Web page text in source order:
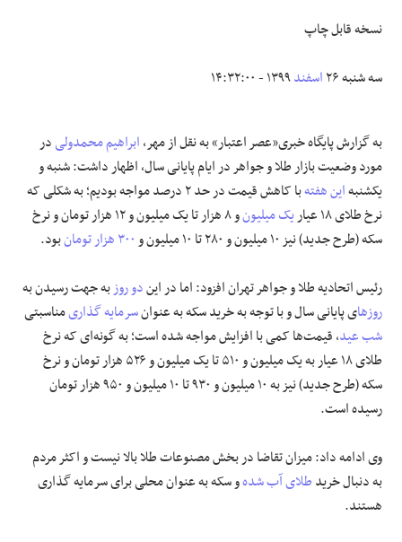
نسخه قابل چاپ
سه شنبه ۲۶ اسفند۱۳۹۹ - ۱۴:۳۲:۰۰
به گزارش پایگاه خبری«عصر اعتبار» به نقل از مهر،ابراهیممحمدولیدر
مورد وضعیت بازار طلا و جواهر در ایام پایانی سال، اظهار داشت: شنبه و
یکشنبهاین هفته
با کاهش قیمت در حد ۲ درصد مواجه بودیم؛ به شکلی که
نرخ طلای ۱۸ عیار
یک میلیون
و ۸ هزار تا یک میلیون و ۱۲ هزار تومان و نرخ
سکه (طرح جدید) نیز ۱۰ میلیون و ۲۸۰ تا ۱۰ میلیون و
۳۰۰ هزار تومان بود.
رئیس اتحادیه طلا و جواهر تهران افزود: اما در ایندو روزبه جهت رسیدن به
روزهای پایانی سال و با توجه به خرید سکه به عنوانسرمایه گذاریمناسبتی
شب عید، قیمت‌ها کمی با افزایش مواجه شده است؛ به گونه‌ای که نرخ
طلای ۱۸ عیار به یک میلیون و ۵۱۰ تا یک میلیون و ۵۲۶ هزار تومان و نرخ
سکه (طرح جدید) نیز به ۱۰ میلیون و ۹۳۰ تا ۱۰ میلیون و ۹۵۰ هزار تومان
رسیده است.
وی ادامه داد: میزان تقاضا در بخش مصنوعات طلا بالا نیست و اکثر مردم
به دنبال خریدطلای آب شدهو سکه به عنوان محلی برای سرمایه گذاری
هستند.